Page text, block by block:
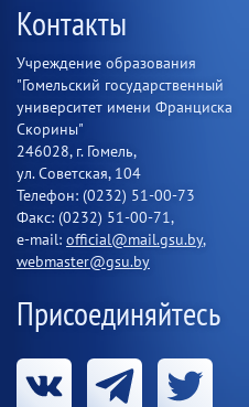
Контакты
Учреждение образования
"Гомельский государственный
университет имени Франциска
Скорины"
246028, г. Гомель,
ул. Советская, 104
Телефон: (0232) 51-00-73
Факс: (0232) 51-00-71,
e-mail: official@mail.gsu.by,
webmaster@gsu.by
Присоединяйтесь